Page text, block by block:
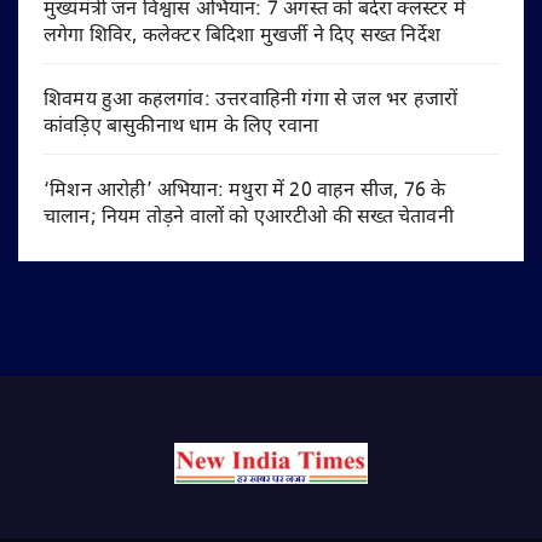
मुख्यमंत्री जन विश्वास अभियान: 7 अगस्त को बदेरा क्लस्टर में
लगेगा शिविर, कलेक्टर बिदिशा मुखर्जी ने दिए सख्त निर्देश
शिवमय हुआ कहलगांव: उत्तरवाहिनी गंगा से जल भर हजारों
कांवड़िए बासुकीनाथ धाम के लिए रवाना
‘मिशन आरोही’ अभियान: मथुरा में 20 वाहन सीज, 76 के
चालान; नियम तोड़ने वालों को एआरटीओ की सख्त चेतावनी